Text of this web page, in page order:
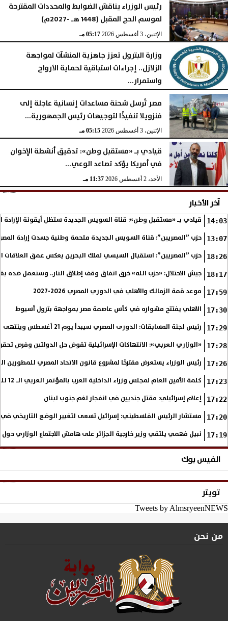
رئيس الوزراء يناقش الضوابط والمحددات المقترحة
لموسم الحج المقبل (1448 هـ -2027م)
الإثنين، 3 أغسطس 2026 05:17 مـ
وزارة البترول تعزز جاهزية المنشآت لمواجهة
الزلازل.. إجراءات استباقية لحماية الأرواح
واستمرار...
الإثنين، 3 أغسطس 2026
مصر تُرسل شحنة مساعدات إنسانية عاجلة إلى
فنزويلا تنفيذًا لتوجيهات رئيس الجمهورية...
الإثنين، 3 أغسطس 2026 05:15 مـ
قيادي بـ «مستقبل وطن»: تدقيق أنشطة الإخوان
في أمريكا يؤكد تصاعد الوعي...
الأحد، 2 أغسطس 2026 11:37 مـ
آخر الأخبار
14:03 قيادي بـ «مستقبل وطن»: قناة السويس الجديدة ستظل أيقونة الإرادة
13:07 حزب ”المصريين”: قناة السويس الجديدة ملحمة وطنية جسدت إرادة
18:26 حزب ”المصريين”: استقبال السيسي لملك البحرين يعكس عمق العلاقات
18:17 جيش الاحتلال: «حزب الله» خرق اتفاق وقف إطلاق النار.. وسنعمل ضده
17:59 موعد قمة الزمالك والأهلي في الدوري المصري 2026-2027
17:30 الأهلي يفتتح مشواره في كأس عاصمة مصر بمواجهة بترول أسيوط
17:29 رئيس لجنة المسابقات: الدورى المصري سيبدأ يوم 21 أغسطس وينتهى فى مايو
17:28 «الوزاري العربي»: الانتهاكات الإسرائيلية تقوض حل الدولتين وفرص
17:26 رئيس الوزراء يستعرض مقترحًا لمشروع قانون الاتحاد المصري للمطورين
17:23 كلمة الأمين العام لمجلس وزراء الداخلية العرب بالمؤتمر العربي الـ 12 للمسؤولين عن الأمن السياحي
17:22 إعلام إسرائيلي: مقتل جنديين في انفجار لغم جنوب لبنان
17:20 مستشار الرئيس الفلسطيني: إسرائيل تسعى لتغيير الوضع التاريخي
17:19 نبيل فهمي يلتقي وزير خارجية الجزائر على هامش الاجتماع الوزاري
الفيس بوك
تويتر
Tweets by AlmsryeenNEWS
من نحن